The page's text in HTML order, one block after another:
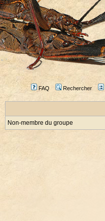
FAQ Rechercher
Non-membre du groupe